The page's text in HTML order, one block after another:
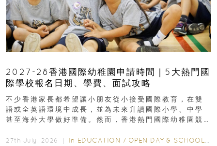
2027-28香港國際幼稚園申請時間｜5大熱門國
際學校報名日期、學費、面試攻略
不少香港家長都希望讓小朋友從小接受國際教育，在雙
語或全英語環境中成長，並為未來升讀國際小學、中學
甚至海外大學做好準備。然而，香港熱門國際幼稚園競
27th July, 2026 ｜ In EDUCATION / OPEN DAY & SCHOOL EVENTS